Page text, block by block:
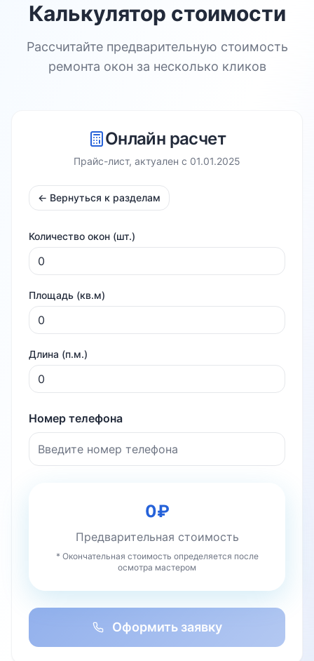
Калькулятор стоимости
Рассчитайте предварительную стоимость
ремонта окон за несколько кликов
Онлайн расчет
Прайс-лист, актуален с 01.01.2025
← Вернуться к разделам
Количество окон (шт.)
Площадь (кв.м)
Длина (п.м.)
Номер телефона
0₽
Предварительная стоимость
* Окончательная стоимость определяется после
осмотра мастером
Оформить заявку